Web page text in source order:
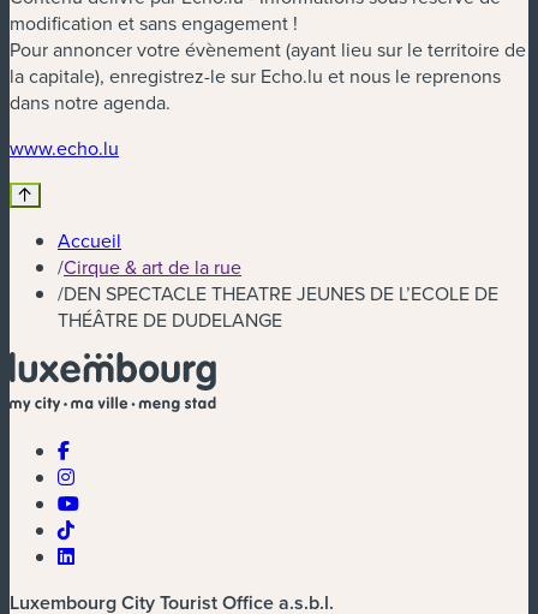
modification et sans engagement !
Pour annoncer votre évènement (ayant lieu sur le territoire de
la capitale), enregistrez-le sur Echo.lu et nous le reprenons
dans notre agenda.
www.echo.lu
Accueil
/Cirque & art de la rue
/DEN SPECTACLE THEATRE JEUNES DE L’ECOLE DE
THÉÂTRE DE DUDELANGE
Luxembourg City Tourist Office a.s.b.l.